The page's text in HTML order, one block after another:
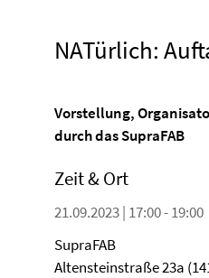
NATürlich:
Vorstellung,
durch das SupraFAB
Zeit & Ort
21.09.2023 | 17:00 - 19:00
SupraFAB
Altensteinstraße 23a